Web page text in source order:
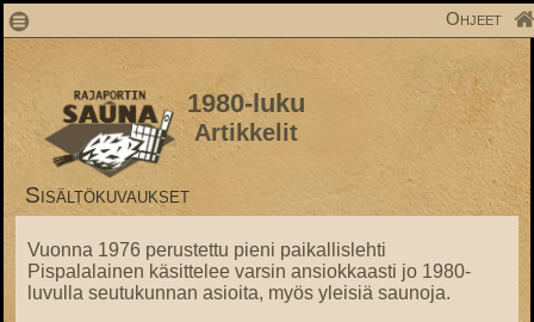
1 Ohjeet
1980-luku
Artikkelit
Sisältökuvaukset
Vuonna 1976 perustettu pieni paikallislehti
Pispalalainen käsittelee varsin ansiokkaasti jo 1980-
luvulla seutukunnan asioita, myös yleisiä saunoja.